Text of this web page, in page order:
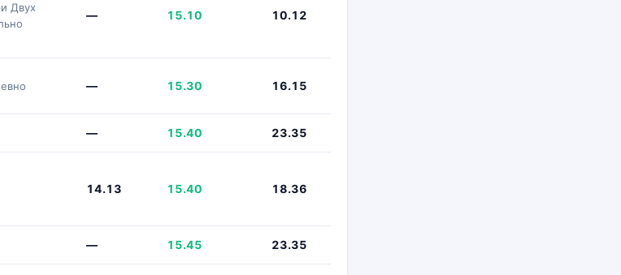
Двух
— 15.10 10.12
— 15.30 16.15
— 15.40 23.35
14.13 15.40 18.36
— 15.45 23.35